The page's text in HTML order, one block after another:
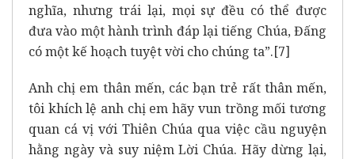
nghĩa, nhưng trái lại, mọi sự đều có thể được
đưa vào một hành trình đáp lại tiếng Chúa, Đấng
có một kế hoạch tuyệt vời cho chúng ta”.[7]
Anh chị em thân mến, các bạn trẻ rất thân mến,
tôi khích lệ anh chị em hãy vun trồng mối tương
quan cá vị với Thiên Chúa qua việc cầu nguyện
hằng ngày và suy niệm Lời Chúa. Hãy dừng lại,